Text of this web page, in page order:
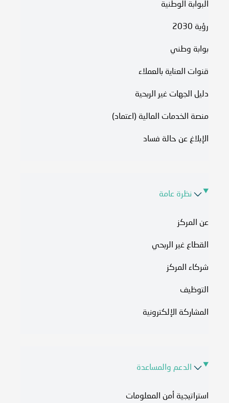
البوابة الوطنية
رؤية 2030
بوابة وطني
قنوات العناية بالعملاء
دليل الجهات غير الربحية
منصة الخدمات المالية (اعتماد)
الإبلاغ عن حالة فساد
نظرة عامة
عن المركز
القطاع غير الربحي
شركاء المركز
التوظيف
المشاركة الإلكترونية
الدعم والمساعدة
استراتيجية أمن المعلومات